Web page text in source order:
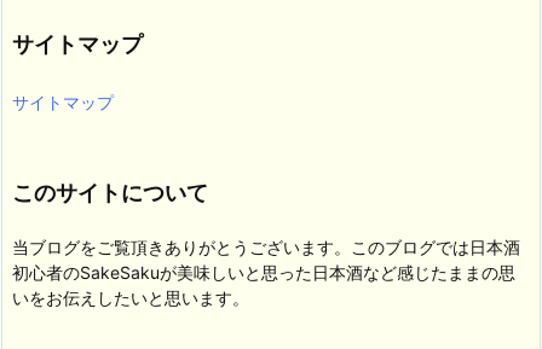
ー
サイトマップ
サイトマップ
このサイトについて
当ブログをご覧頂きありがとうございます。このブログでは日本酒
初心者のSakeSakuが美味しいと思った日本酒など感じたままの思
いをお伝えしたいと思います。